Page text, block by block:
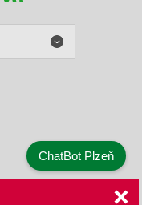
ChatBot Plzeň